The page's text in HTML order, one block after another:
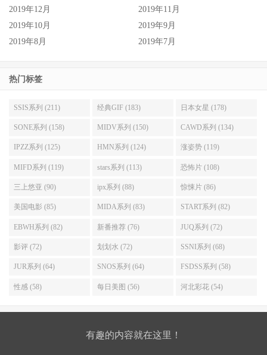
2019年12月
2019年11月
2019年10月
2019年9月
2019年8月
2019年7月
热门标签
SSIS系列 (211) 经典GIF (183) 日本女星 (178)
SONE系列 (158) MIDV系列 (150) CAWD系列 (134)
IPZZ系列 (125) HMN系列 (124) 涨姿势 (119)
MIFD系列 (119) stars系列 (113) 恐怖片 (108)
三上悠亚 (90) ipx系列 (88) 惊悚片 (86)
美国电影 (85) MIDA系列 (83) START系列 (82)
EBWH系列 (82) 新番推荐 (76) JUQ系列 (72)
影评 (72) 划划水 (72) SSNI系列 (68)
JUR系列 (64) SNOS系列 (64) FSDSS系列 (58)
性感 (58) 每日美图 (56) 河北彩花 (54)
有趣的内容就在这里！